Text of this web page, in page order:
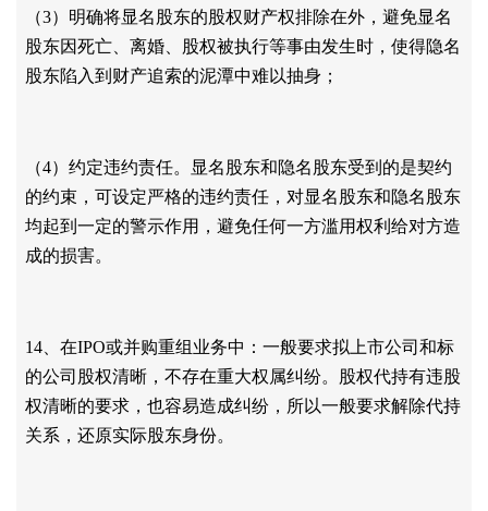
（3）明确将显名股东的股权财产权排除在外，避免显名
股东因死亡、离婚、股权被执行等事由发生时，使得隐名
股东陷入到财产追索的泥潭中难以抽身；
（4）约定违约责任。显名股东和隐名股东受到的是契约
的约束，可设定严格的违约责任，对显名股东和隐名股东
均起到一定的警示作用，避免任何一方滥用权利给对方造
成的损害。
14、在IPO或并购重组业务中：一般要求拟上市公司和标
的公司股权清晰，不存在重大权属纠纷。股权代持有违股
权清晰的要求，也容易造成纠纷，所以一般要求解除代持
关系，还原实际股东身份。